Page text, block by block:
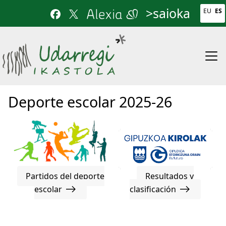
>saioka EU ES
Deporte escolar 2025-26
Partidos del deporte
escolar
Resultados y
clasificación